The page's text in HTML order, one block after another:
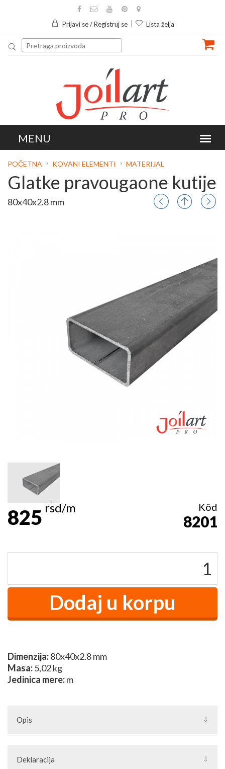
Prijavi se / Registruj se Lista želja
POČETNA KOVANI ELEMENTI MATERIJAL
Glatke pravougaone kutije
80x40x2.8 mm
825rsd/m Kôd
8201
Dimenzija:80x40x2.8 mm
Masa:5,02 kg
Jedinica mere:m
Opis
elemenata za kovane ograde,kapije od kovanog gvožđa i
nameštaj od kovanog gvožđa. Pogledajte našu grupu Kovani
Deklaracija